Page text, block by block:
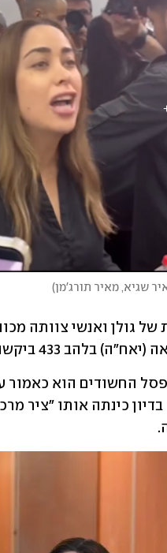
שגיא, מאיר תורג'מן)
את הארכת מעצרם של החשודים.